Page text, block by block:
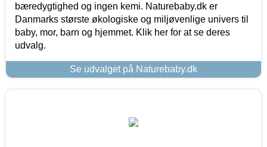
bæredygtighed og ingen kemi. Naturebaby.dk er
Danmarks største økologiske og miljøvenlige univers til
baby, mor, barn og hjemmet. Klik her for at se deres
udvalg.
Se udvalget på Naturebaby.dk